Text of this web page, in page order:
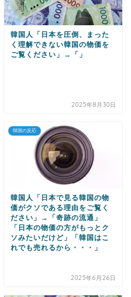
韓国人「日本を圧倒、まった
く理解できない韓国の物価を
ご覧ください」→「」
2025年8月30日
韓国の反応
韓国人「日本で見る韓国の物
価がクソである理由をご覧く
ださい」→「奇跡の流通」
「日本の物価の方がもっとク
ソみたいだけど」「韓国はこ
れでも売れるから・・・」
2025年6月26日